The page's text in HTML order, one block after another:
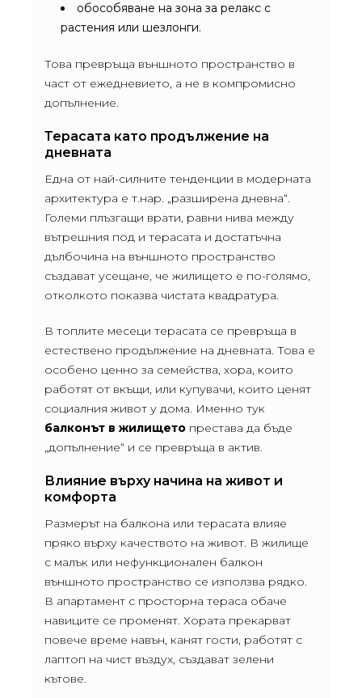
обособяване на зона за релакс с
растения или шезлонги.
Това превръща външното пространство в
част от ежедневието, а не в компромисно
допълнение.
Терасата като продължение на
дневната
Една от най-силните тенденции в модерната
архитектура е т.нар. „разширена дневна“.
Големи плъзгащи врати, равни нива между
вътрешния под и терасата и достатъчна
дълбочина на външното пространство
създават усещане, че жилището е по-голямо,
отколкото показва чистата квадратура.
В топлите месеци терасата се превръща в
естествено продължение на дневната. Това е
особено ценно за семейства, хора, които
работят от вкъщи, или купувачи, които ценят
социалния живот у дома. Именно тук
балконът в жилището престава да бъде
„допълнение“ и се превръща в актив.
Влияние върху начина на живот и
комфорта
Размерът на балкона или терасата влияе
пряко върху качеството на живот. В жилище
с малък или нефункционален балкон
външното пространство се използва рядко.
В апартамент с просторна тераса обаче
навиците се променят. Хората прекарват
повече време навън, канят гости, работят с
лаптоп на чист въздух, създават зелени
кътове.